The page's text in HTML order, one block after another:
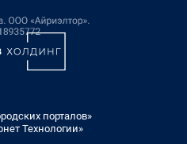
порталов»
Технологии»